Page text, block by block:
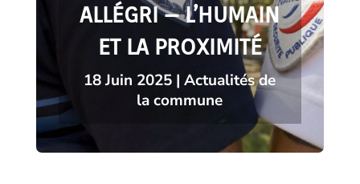
ALLÉGRI – L’HUMAIN
ET LA PROXIMITÉ
18 Juin 2025 |Actualités de
la commune